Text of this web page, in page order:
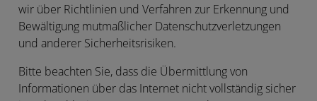
wir über Richtlinien und Verfahren zur Erkennung und
Bewältigung mutmaßlicher Datenschutzverletzungen
und anderer Sicherheitsrisiken.
Bitte beachten Sie, dass die Übermittlung von
Informationen über das Internet nicht vollständig sicher